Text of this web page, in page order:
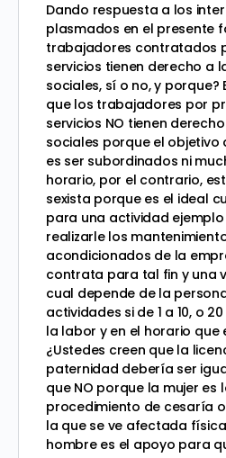
Dando respuesta a los
plasmados en el presente
trabajadores contratados
servicios tienen derecho a
sociales, sí o no, y porque?
que los trabajadores por
servicios NO tienen
sociales porque el
es ser subordinados ni
horario, por el contrario,
sexista porque es el ideal
para una actividad
realizarle los
acondicionados de la
contrata para tal fin y una
cual depende de la
actividades si de 1 a 10, o
la labor y en el horario que
¿Ustedes creen que la
paternidad debería ser
que NO porque la mujer es
procedimiento de cesaría
la que se ve afectada
hombre es el apoyo para